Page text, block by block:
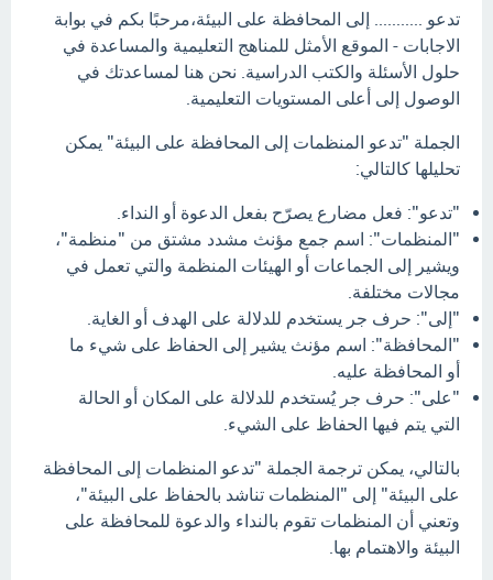
تدعو ........... إلى المحافظة على البيئة،مرحبًا بكم في بوابة
الاجابات - الموقع الأمثل للمناهج التعليمية والمساعدة في
حلول الأسئلة والكتب الدراسية. نحن هنا لمساعدتك في
الوصول إلى أعلى المستويات التعليمية.
الجملة "تدعو المنظمات إلى المحافظة على البيئة" يمكن
تحليلها كالتالي:
"تدعو": فعل مضارع يصرّح بفعل الدعوة أو النداء.
"المنظمات": اسم جمع مؤنث مشدد مشتق من "منظمة"،
ويشير إلى الجماعات أو الهيئات المنظمة والتي تعمل في
مجالات مختلفة.
"إلى": حرف جر يستخدم للدلالة على الهدف أو الغاية.
"المحافظة": اسم مؤنث يشير إلى الحفاظ على شيء ما
أو المحافظة عليه.
"على": حرف جر يُستخدم للدلالة على المكان أو الحالة
التي يتم فيها الحفاظ على الشيء.
بالتالي، يمكن ترجمة الجملة "تدعو المنظمات إلى المحافظة
على البيئة" إلى "المنظمات تناشد بالحفاظ على البيئة"،
وتعني أن المنظمات تقوم بالنداء والدعوة للمحافظة على
البيئة والاهتمام بها.